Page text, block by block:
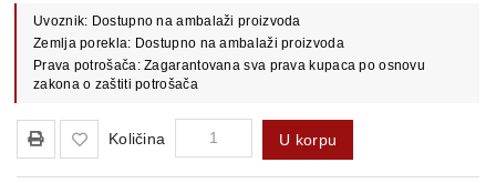
AUTOMOBILI
POŠALJITE
UPIT
Uvoznik: Dostupno na ambalaži proizvoda
Zemlja porekla: Dostupno na ambalaži proizvoda
Prava potrošača: Zagarantovana sva prava kupaca po osnovu
zakona o zaštiti potrošača
Količina U korpu